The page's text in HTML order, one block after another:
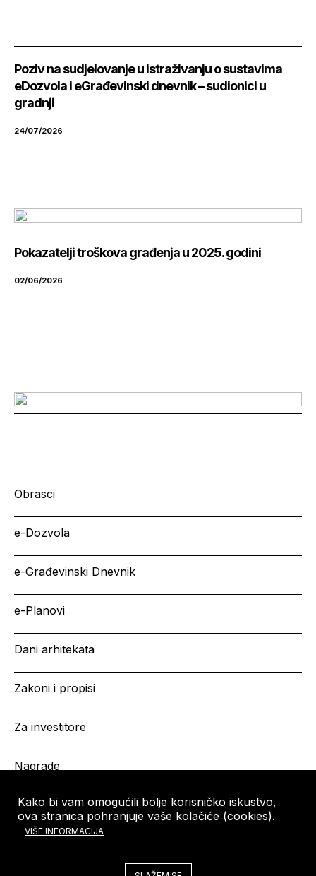
Kako bi vam omogućili bolje korisničko iskustvo,
ova stranica pohranjuje vaše kolačiće (cookies).
VIŠE INFORMACIJA
Poziv na sudjelovanje u istraživanju o sustavima
eDozvola i eGrađevinski dnevnik – sudionici u
gradnji
24/07/2026
Pokazatelji troškova građenja u 2025. godini
02/06/2026
Obrasci
e-Dozvola
e-Građevinski Dnevnik
e-Planovi
Dani arhitekata
Zakoni i propisi
Za investitore
Nagrade
HRVATSKA KOMORA
ARHITEKATA
Copyright © HKA 2026